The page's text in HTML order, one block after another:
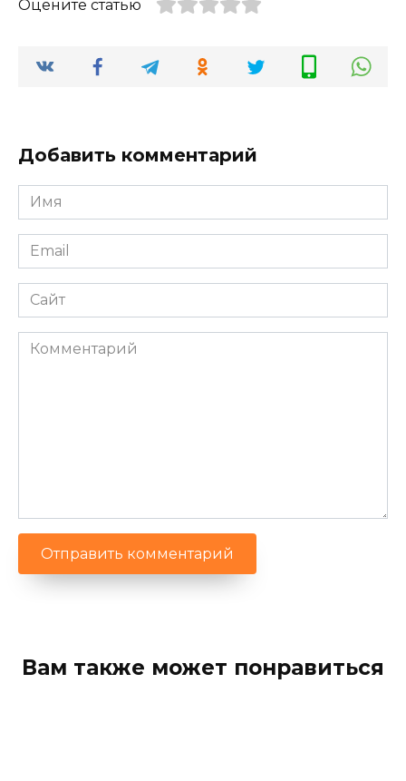
Оцените статью
Добавить комментарий
Имя
*
Email
*
Сайт
Комментарий
Вам также может понравиться